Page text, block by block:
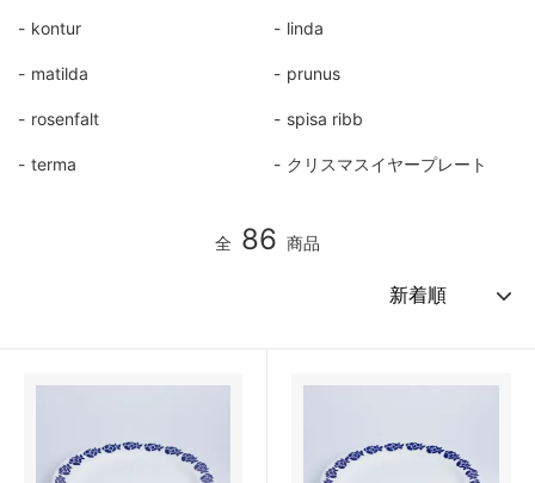
kontur linda
matilda prunus
rosenfalt spisa ribb
terma クリスマスイヤープレート
全 86 商品